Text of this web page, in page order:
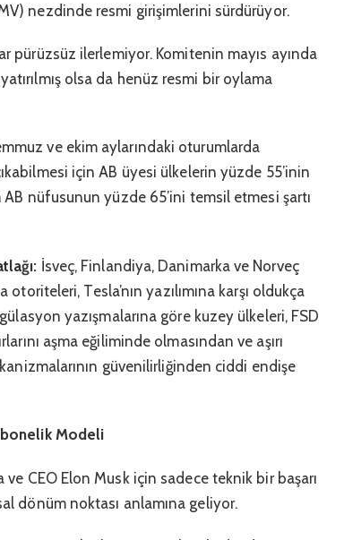
nezdinde resmi girişimlerini sürdürüyor.
pürüzsüz ilerlemiyor. Komitenin mayıs ayında
olsa da henüz resmi bir oylama
ve ekim aylarındaki oturumlarda
için AB üyesi ülkelerin yüzde 55’inin
nüfusunun yüzde 65’ini temsil etmesi şartı
İsveç, Finlandiya, Danimarka ve Norveç
Tesla’nın yazılımına karşı oldukça
yazışmalarına göre kuzey ülkeleri, FSD
aşma eğiliminde olmasından ve aşırı
güvenilirliğinden ciddi endişe
Modeli
ve CEO Elon Musk için sadece teknik bir başarı
dönüm noktası anlamına geliyor.